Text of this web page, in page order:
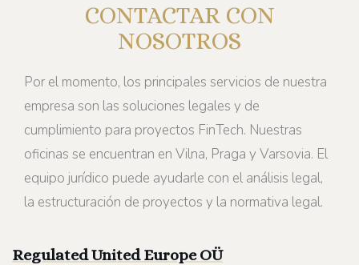
CONTACTAR CON
NOSOTROS
Por el momento, los principales servicios de nuestra
empresa son las soluciones legales y de
cumplimiento para proyectos FinTech. Nuestras
oficinas se encuentran en Vilna, Praga y Varsovia. El
equipo jurídico puede ayudarle con el análisis legal,
la estructuración de proyectos y la normativa legal.
Regulated United EuropeOÜ